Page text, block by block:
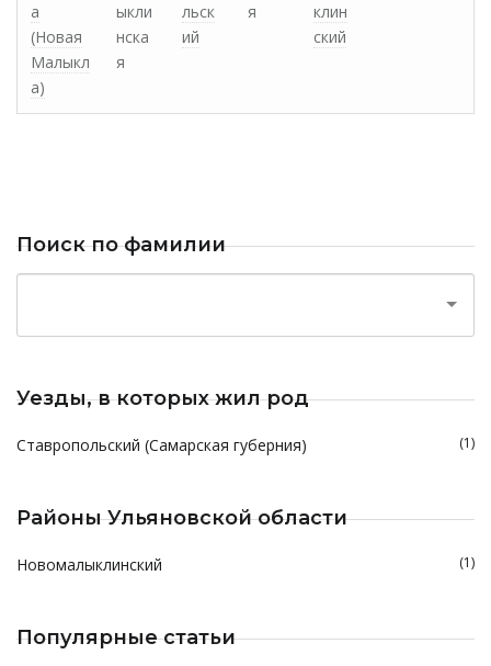
а
(Новая
Малыкл
а)
ыкли
нска
я
льск
ий
я
клин
ский
Поиск по фамилии
Уезды, в которых жил род
Ставропольский (Самарская губерния) (1)
Районы Ульяновской области
Новомалыклинский (1)
Популярные статьи